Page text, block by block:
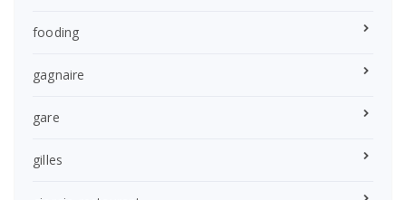
fooding
gagnaire
gare
gilles